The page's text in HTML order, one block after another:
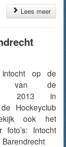
Lees meer
op de
van de
2013 in
Hockeyclub
ook het
Intocht